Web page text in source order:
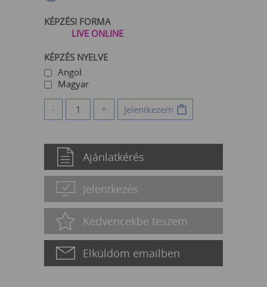
KÉPZÉSI FORMA
LIVE ONLINE
KÉPZÉS NYELVE
Angol
Magyar
- + Jelentkezem
Ajánlatkérés
Jelentkezés
Kedvencekbe teszem
Elküldöm emailben